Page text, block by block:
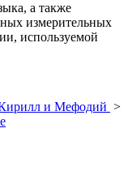
а также
измерительных
используемой
и Мефодий >